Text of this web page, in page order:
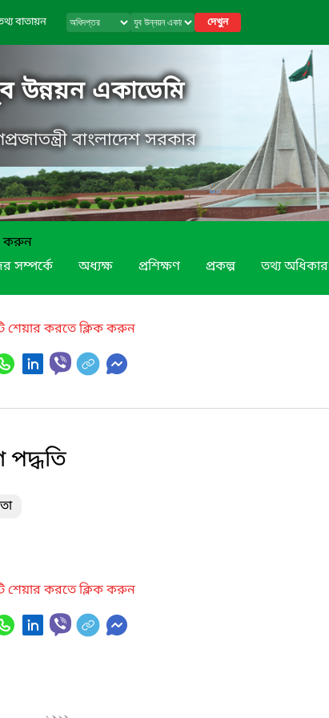
বাতায়ন দেখুন
উন্নয়ন একাডেমি
বাংলাদেশ সরকার
করুন
সম্পর্কে
অধ্যক্ষ প্রশিক্ষণ প্রকল্প তথ্য অধিকার
শেয়ার করতে ক্লিক করুন
পদ্ধতি
শেয়ার করতে ক্লিক করুন